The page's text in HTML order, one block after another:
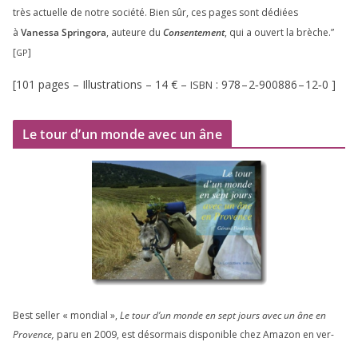
très actuelle de notre socié­té. Bien sûr, ces pages sont dédiées
à Vanessa Springora, auteure du Consentement, qui a ouvert la brèche.”
[GP]
[101 pages – Illustrations – 14 € – ISBN : 978–2‑900886–12‑0 ]
Le tour d’un monde avec un âne
Best sel­ler « mon­dial », Le tour d’un monde en sept jours avec un âne en
Provence, paru en 2009, est désor­mais dis­po­nible chez Amazon en ver­